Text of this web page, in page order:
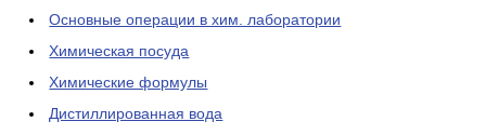
Основные операции в хим. лаборатории
Химическая посуда
Химические формулы
Дистиллированная вода